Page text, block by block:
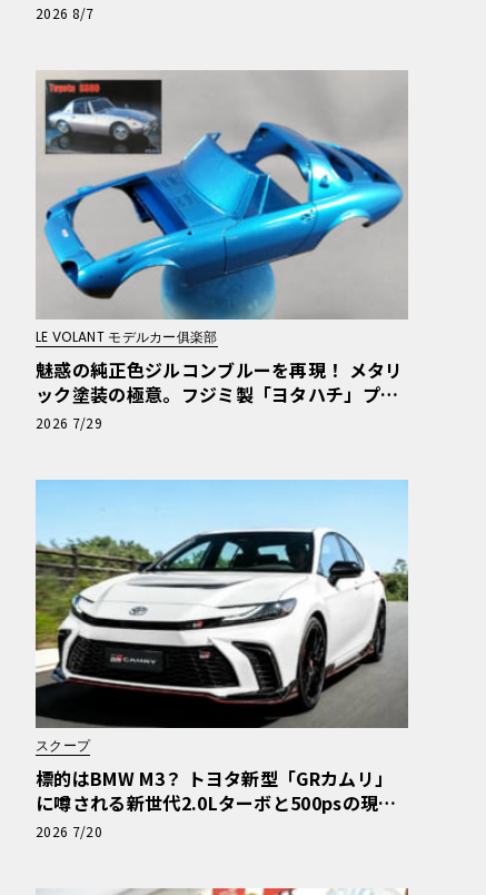
2026 8/7
LE VOLANT モデルカー俱楽部
魅惑の純正色ジルコンブルーを再現！ メタリ
ック塗装の極意。フジミ製「ヨタハチ」プラ
モをイマドキ流の作り方で仕上げてみよう！
2026 7/29
スクープ
標的はBMW M3？ トヨタ新型「GRカムリ」
に噂される新世代2.0Lターボと500psの現実
味
2026 7/20